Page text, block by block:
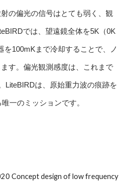
の偏光の信号はとても弱く、観
では、望遠鏡全体を5K（0K
を100mKまで冷却することで、ノ
す。偏光観測感度は、これまで
LiteBIRDは、原始重力波の痕跡を
一のミッションです。
Concept design of low frequency